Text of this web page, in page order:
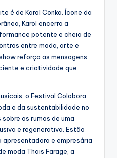
é de Karol Conka. Ícone da
Karol encerra a
potente e cheia de
entre moda, arte e
reforça as mensagens
e criatividade que
o Festival Colabora
e da sustentabilidade no
os rumos de uma
e regenerativa. Estão
e empresária
moda Thais Farage, a